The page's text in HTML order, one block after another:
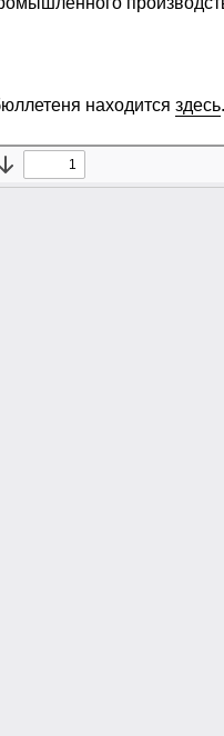
находится здесь.